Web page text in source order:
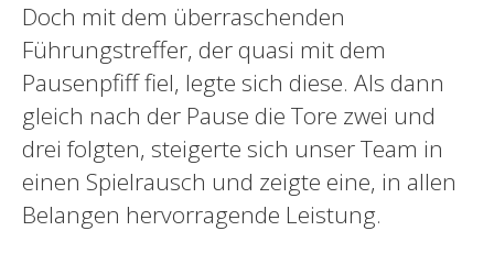
Doch mit dem überraschenden
Führungstreffer, der quasi mit dem
Pausenpfiff fiel, legte sich diese. Als dann
gleich nach der Pause die Tore zwei und
drei folgten, steigerte sich unser Team in
einen Spielrausch und zeigte eine, in allen
Belangen hervorragende Leistung.